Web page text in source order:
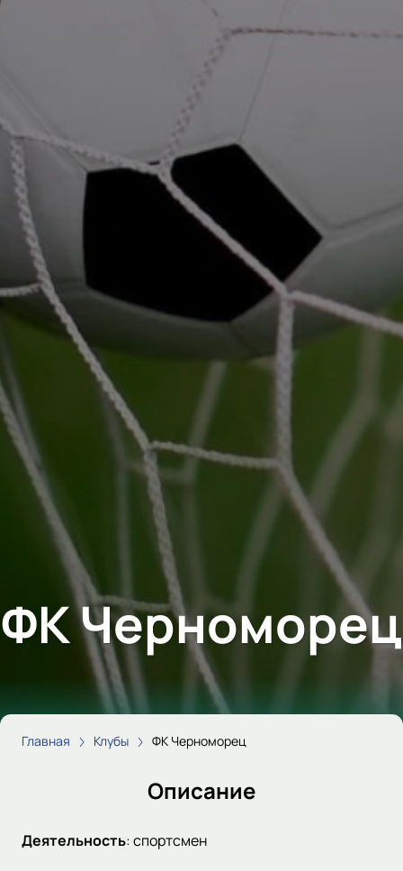
ФК Черноморец
Главная Клубы ФК Черноморец
Описание
Деятельность:спортсмен